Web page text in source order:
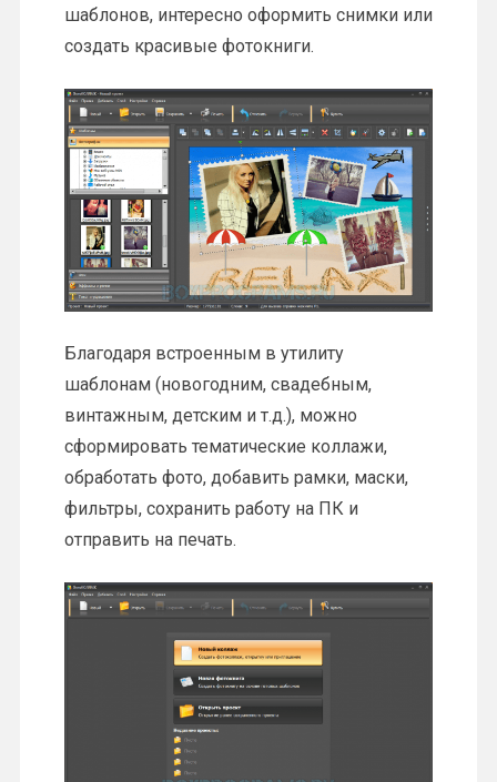
шаблонов, интересно оформить снимки или
создать красивые фотокниги.
Благодаря встроенным в утилиту
шаблонам (новогодним, свадебным,
винтажным, детским и т.д.), можно
сформировать тематические коллажи,
обработать фото, добавить рамки, маски,
фильтры, сохранить работу на ПК и
отправить на печать.